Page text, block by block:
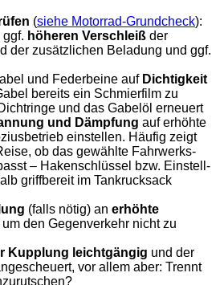
(siehe Motorrad-Grundcheck):
höheren Verschleiß der
der zusätzlichen Beladung und ggf.
und Federbeine auf Dichtigkeit
bereits ein Schmierfilm zu
und das Gabelöl erneuert
und Dämpfung auf erhöhte
einstellen. Häufig zeigt
ob das gewählte Fahrwerks-
– Hakenschlüssel bzw. Einstell-
griffbereit im Tankrucksack
(falls nötig) an erhöhte
den Gegenverkehr nicht zu
Kupplung leichtgängig und der
vor allem aber: Trennt